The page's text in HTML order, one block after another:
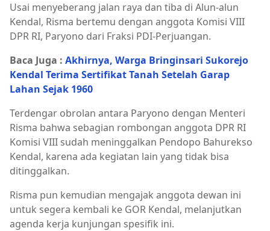
Usai menyeberang jalan raya dan tiba di Alun-alun
Kendal, Risma bertemu dengan anggota Komisi VIII
DPR RI, Paryono dari Fraksi PDI-Perjuangan.
Baca Juga : Akhirnya, Warga Bringinsari Sukorejo
Kendal Terima Sertifikat Tanah Setelah Garap
Lahan Sejak 1960
Terdengar obrolan antara Paryono dengan Menteri
Risma bahwa sebagian rombongan anggota DPR RI
Komisi VIII sudah meninggalkan Pendopo Bahurekso
Kendal, karena ada kegiatan lain yang tidak bisa
ditinggalkan.
Risma pun kemudian mengajak anggota dewan ini
untuk segera kembali ke GOR Kendal, melanjutkan
agenda kerja kunjungan spesifik ini.